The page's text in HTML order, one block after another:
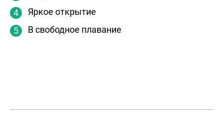
Яркое открытие
В свободное плавание